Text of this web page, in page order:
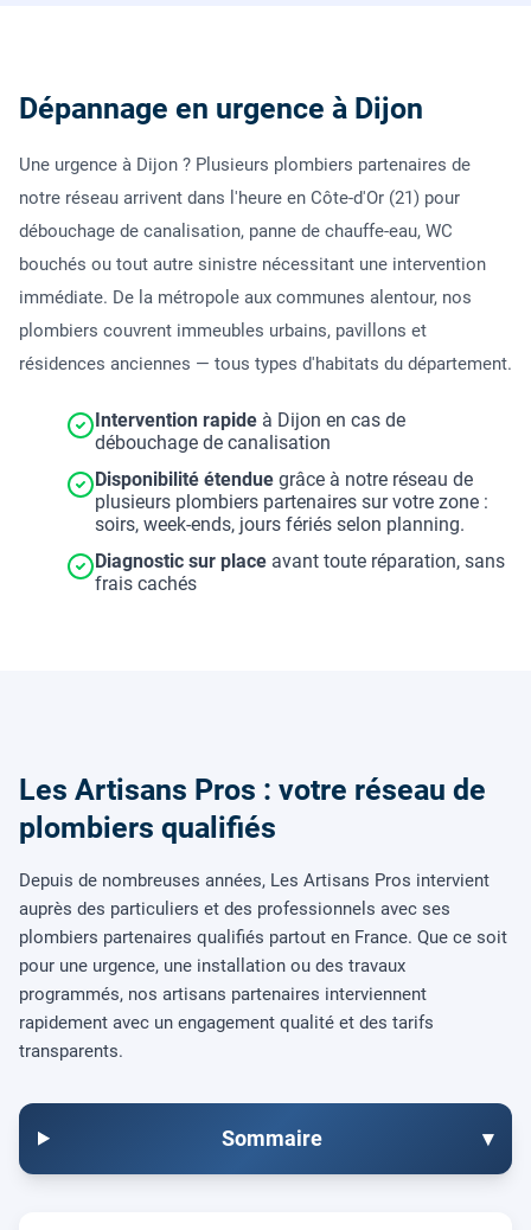
Dépannage en urgence à Dijon
Une urgence à Dijon ? Plusieurs plombiers partenaires de
notre réseau arrivent dans l'heure en Côte-d'Or (21) pour
débouchage de canalisation, panne de chauffe-eau, WC
bouchés ou tout autre sinistre nécessitant une intervention
immédiate. De la métropole aux communes alentour, nos
plombiers couvrent immeubles urbains, pavillons et
résidences anciennes — tous types d'habitats du département.
Intervention rapide à Dijon en cas de
débouchage de canalisation
Disponibilité étendue grâce à notre réseau de
plusieurs plombiers partenaires sur votre zone :
soirs, week-ends, jours fériés selon planning.
Diagnostic sur place avant toute réparation, sans
frais cachés
Les Artisans Pros : votre réseau de
plombiers qualifiés
Depuis de nombreuses années, Les Artisans Pros intervient
auprès des particuliers et des professionnels avec ses
plombiers partenaires qualifiés partout en France. Que ce soit
pour une urgence, une installation ou des travaux
programmés, nos artisans partenaires interviennent
rapidement avec un engagement qualité et des tarifs
transparents.
Sommaire ▾